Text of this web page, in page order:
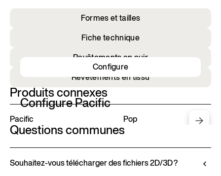
Formes et tailles
Fiche technique
Revêtements en cuir
Revêtements en tissu
Configure Pacific
Configure
Produits connexes
Pacific Pop
Questions communes
Souhaitez-vous télécharger des fichiers 2D/3D ?